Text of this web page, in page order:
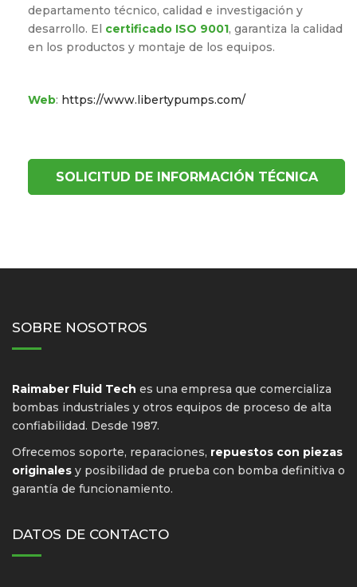
departamento técnico, calidad e investigación y
desarrollo. El certificado ISO 9001, garantiza la calidad
en los productos y montaje de los equipos.
Web: https://www.libertypumps.com/
SOLICITUD DE INFORMACIÓN TÉCNICA
SOBRE NOSOTROS
Raimaber Fluid Tech es una empresa que comercializa
bombas industriales y otros equipos de proceso de alta
confiabilidad. Desde 1987.
Ofrecemos soporte, reparaciones, repuestos con piezas
originales y posibilidad de prueba con bomba definitiva o
garantía de funcionamiento.
DATOS DE CONTACTO